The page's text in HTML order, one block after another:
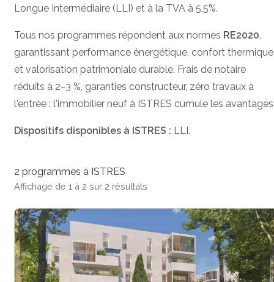
Longue Intermédiaire (LLI) et à la TVA à 5,5%.
Tous nos programmes répondent aux normes RE2020,
garantissant performance énergétique, confort thermique
et valorisation patrimoniale durable. Frais de notaire
réduits à 2–3 %, garanties constructeur, zéro travaux à
l'entrée : l'immobilier neuf à ISTRES cumule les
Dispositifs disponibles à ISTRES : LLI.
2 programmes à ISTRES
Affichage de 1 à 2 sur 2 résultats